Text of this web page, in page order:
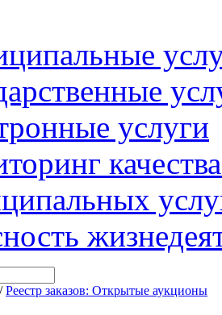
услуги
/Реестр заказов: Открытые аукционы